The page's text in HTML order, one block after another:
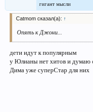
гигант мысли
Catmom сказал(а): ↑
Опять к Джони...
дети идут к популярным
у Юлианы нет хитов и думаю
Дима уже суперСтар для них